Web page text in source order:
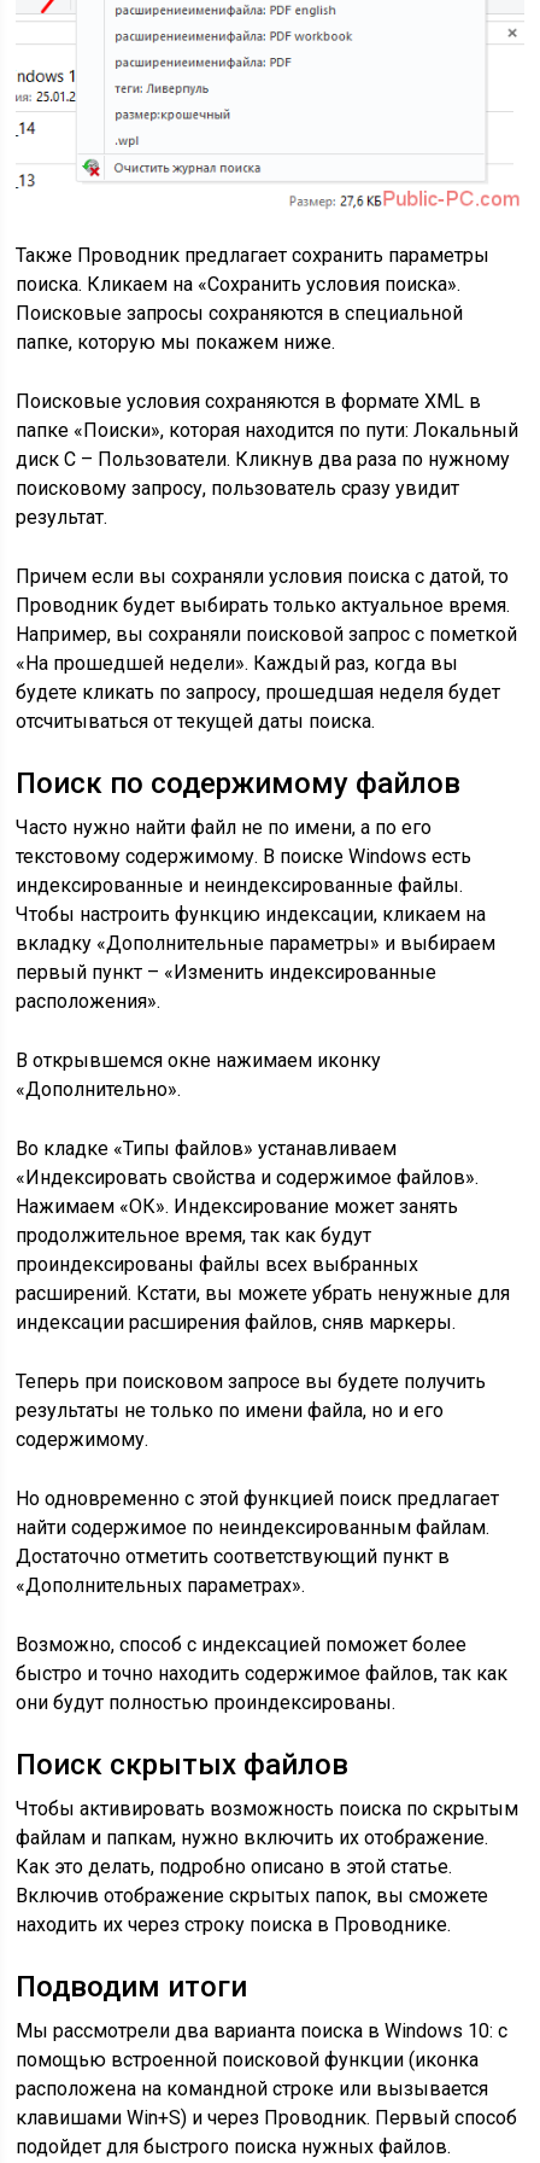
Также Проводник предлагает сохранить параметры
поиска. Кликаем на «Сохранить условия поиска».
Поисковые запросы сохраняются в специальной
папке, которую мы покажем ниже.
Поисковые условия сохраняются в формате XML в
папке «Поиски», которая находится по пути: Локальный
диск C – Пользователи. Кликнув два раза по нужному
поисковому запросу, пользователь сразу увидит
результат.
Причем если вы сохраняли условия поиска с датой, то
Проводник будет выбирать только актуальное время.
Например, вы сохраняли поисковой запрос с пометкой
«На прошедшей недели». Каждый раз, когда вы
будете кликать по запросу, прошедшая неделя будет
отсчитываться от текущей даты поиска.
Поиск по содержимому файлов
Часто нужно найти файл не по имени, а по его
текстовому содержимому. В поиске Windows есть
индексированные и неиндексированные файлы.
Чтобы настроить функцию индексации, кликаем на
вкладку «Дополнительные параметры» и выбираем
первый пункт – «Изменить индексированные
расположения».
В открывшемся окне нажимаем иконку
«Дополнительно».
Во кладке «Типы файлов» устанавливаем
«Индексировать свойства и содержимое файлов».
Нажимаем «ОК». Индексирование может занять
продолжительное время, так как будут
проиндексированы файлы всех выбранных
расширений. Кстати, вы можете убрать ненужные для
индексации расширения файлов, сняв маркеры.
Теперь при поисковом запросе вы будете получить
результаты не только по имени файла, но и его
содержимому.
Но одновременно с этой функцией поиск предлагает
найти содержимое по неиндексированным файлам.
Достаточно отметить соответствующий пункт в
«Дополнительных параметрах».
Возможно, способ с индексацией поможет более
быстро и точно находить содержимое файлов, так как
они будут полностью проиндексированы.
Поиск скрытых файлов
Чтобы активировать возможность поиска по скрытым
файлам и папкам, нужно включить их отображение.
Как это делать, подробно описано в этой статье.
Включив отображение скрытых папок, вы сможете
находить их через строку поиска в Проводнике.
Подводим итоги
Мы рассмотрели два варианта поиска в Windows 10: с
помощью встроенной поисковой функции (иконка
расположена на командной строке или вызывается
клавишами Win+S) и через Проводник. Первый способ
подойдет для быстрого поиска нужных файлов.